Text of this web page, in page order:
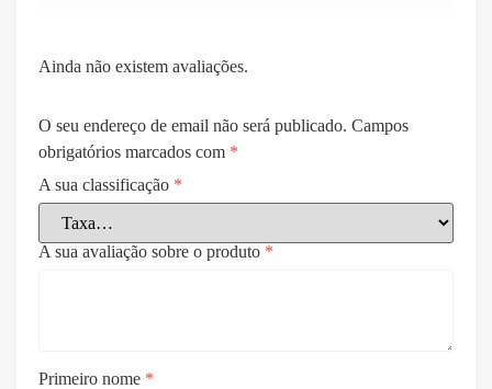
Ainda não existem avaliações.
O seu endereço de email não será publicado. Campos
obrigatórios marcados com *
A sua classificação *
A sua avaliação sobre o produto *
Primeiro nome *